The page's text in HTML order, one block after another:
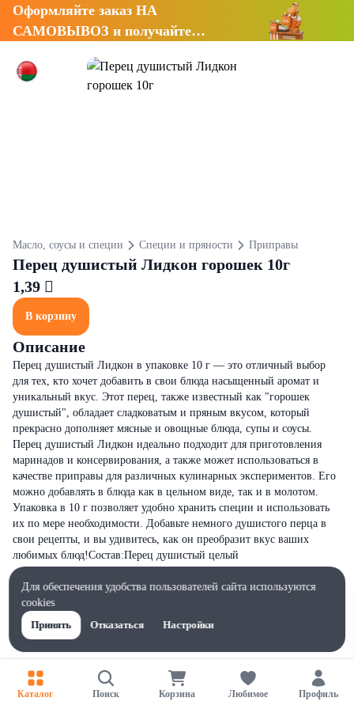
Оформляйте заказ НА
САМОВЫВОЗ и получайте
Масло, соусы и специи Специи и пряности Приправы
Перец душистый Лидкон горошек 10г
1,39 
В корзину
Описание
Перец душистый Лидкон в упаковке 10 г — это отличный выбор
для тех, кто хочет добавить в свои блюда насыщенный аромат и
уникальный вкус. Этот перец, также известный как "горошек
душистый", обладает сладковатым и пряным вкусом, который
прекрасно дополняет мясные и овощные блюда, супы и соусы.
Перец душистый Лидкон идеально подходит для приготовления
маринадов и консервирования, а также может использоваться в
качестве приправы для различных кулинарных экспериментов. Его
можно добавлять в блюда как в цельном виде, так и в молотом.
Упаковка в 10 г позволяет удобно хранить специи и использовать
их по мере необходимости. Добавьте немного душистого перца в
свои рецепты, и вы удивитесь, как он преобразит вкус ваших
любимых блюд!Состав:Перец душистый целый
Каталог Поиск Корзина Любимое Профиль
Для обеспечения удобства пользователей сайта используются
cookies
Принять
Отказаться Настройки